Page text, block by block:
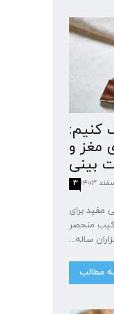
کنیم:
مغز و
بینی
۳
مفید برای
منحصر
ساله...
مطالب